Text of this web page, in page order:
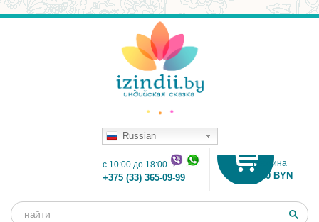
Russian
Корзина
0.00 BYN
c 10:00 до 18:00
+375 (33) 365-09-99
Поиск